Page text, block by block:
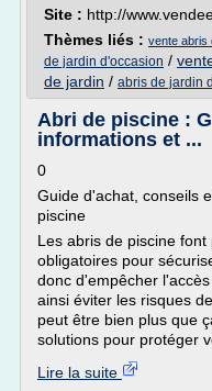
Site : http://
Thèmes liés : vente abris
de jardin d'occasion /
de jardin / abris de jardin
Abri de piscine :
informations et ...
0
Guide d'achat, conseils
piscine
Les abris de piscine
obligatoires pour
donc d'empêcher
ainsi éviter les risques
peut être bien plus que
solutions pour protéger
Lire la suite